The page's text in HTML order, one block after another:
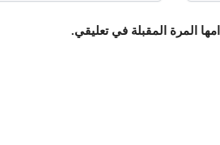
المرة المقبلة في تعليقي.